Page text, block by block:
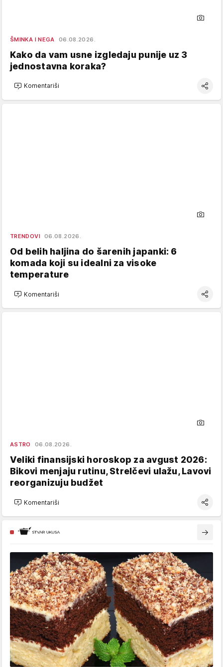
ŠMINKA I NEGA 06.08.2026.
Kako da vam usne izgledaju punije uz 3
jednostavna koraka?
Komentariši
TRENDOVI 06.08.2026.
Od belih haljina do šarenih japanki: 6
komada koji su idealni za visoke
temperature
Komentariši
ASTRO 06.08.2026.
Veliki finansijski horoskop za avgust 2026:
Bikovi menjaju rutinu, Strelčevi ulažu, Lavovi
reorganizuju budžet
Komentariši